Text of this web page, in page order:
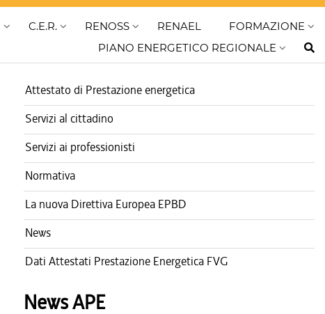
C.E.R. RENOSS RENAEL
FORMAZIONE
PIANO ENERGETICO REGIONALE
Attestato di Prestazione energetica
Servizi al cittadino
Servizi ai professionisti
Normativa
La nuova Direttiva Europea EPBD
News
Dati Attestati Prestazione Energetica FVG
News APE